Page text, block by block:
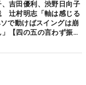
、吉田優利、渋野日向子
辻村明志「軸は感じる
で動けばスイングは崩
【四の五の言わず振り